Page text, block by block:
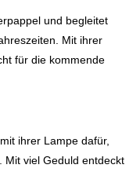
und begleitet
Mit ihrer
für die kommende
ihrer Lampe dafür,
Mit viel Geduld entdeckt